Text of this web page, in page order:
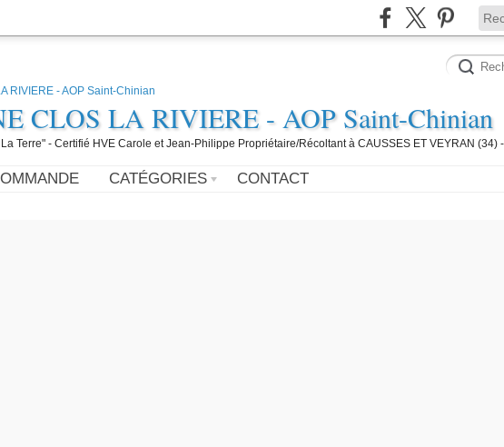
CLOS LA RIVIERE - AOP Saint-Chinian
Terre" - Certifié HVE Carole et Jean-Philippe Propriétaire/Récoltant à CAUSSES ET VEYRAN (34)
CATÉGORIES CONTACT